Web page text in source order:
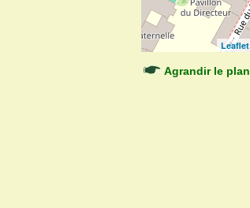
Leaflet
Agrandir le plan